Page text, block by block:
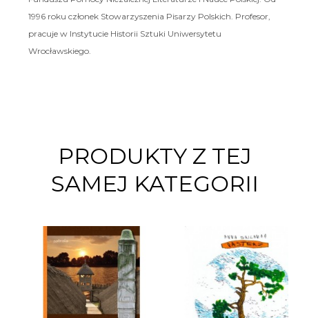
1996 roku członek Stowarzyszenia Pisarzy Polskich. Profesor,
pracuje w Instytucie Historii Sztuki Uniwersytetu
Wrocławskiego.
PRODUKTY Z TEJ
SAMEJ KATEGORII